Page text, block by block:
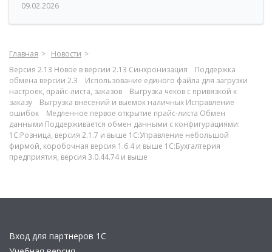
09.02.2026
Главная
Новости
Версия 2.13 Новое в версии 2.13 Синхронизация Поддержка
обмена версии 2.3 Использование единого файла для загрузки
настроек, прайс-листа, заказов Выгрузка чеков с привязкой к
заказу Выгрузка внесений и выемок наличных Исправление
ошибок Медленное первое открытие прайс-листа Обмен
данными Поддерживается обмен данными с конфигурациями:
1С:Розница, версия 2.1.7 и выше 1С:Управление небольшой
фирмой, коробочная версия 1.6.4 и выше 1С:Бухгалтерия
предприятия, версия 3.0.44.74 и выше
Вход для партнеров 1С